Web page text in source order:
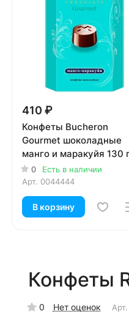
410 ₽
Конфеты Bucheron
Gourmet шоколадные
манго и маракуйя 130
0
Есть в наличии
Арт. 0044444
В корзину
Конфеты
0 Нет оценок Арт.